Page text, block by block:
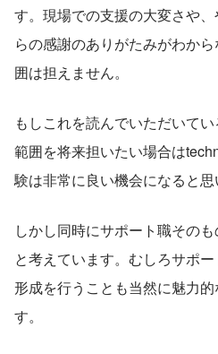
す。現場での支援の大変さや
らの感謝のありがたみがわか
囲は担えません。
もしこれを読んでいただいて
範囲を将来担いたい場合は
験は非常に良い機会になると思
しかし同時にサポート職その
と考えています。むしろサポ
形成を行うことも当然に魅力
す。